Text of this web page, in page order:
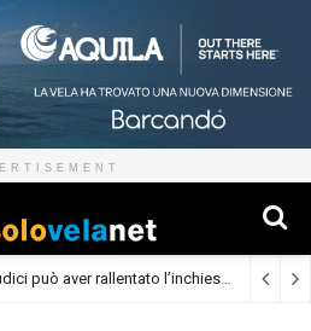
Bayesian, la carenza di giudici può aver rallentato l’inchiesta (Cronaca)